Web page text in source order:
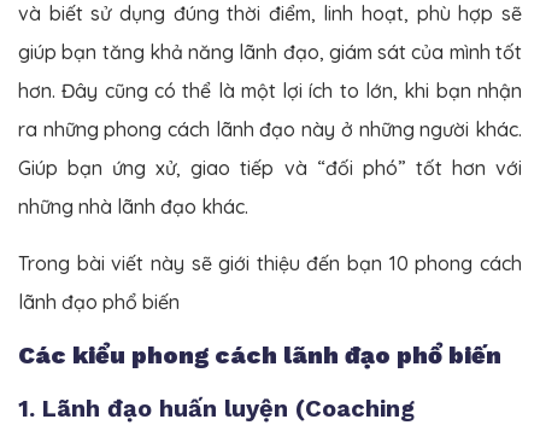
và biết sử dụng đúng thời điểm, linh hoạt, phù hợp sẽ
giúp bạn tăng khả năng lãnh đạo, giám sát của mình tốt
hơn. Đây cũng có thể là một lợi ích to lớn, khi bạn nhận
ra những phong cách lãnh đạo này ở những người khác.
Giúp bạn ứng xử, giao tiếp và “đối phó” tốt hơn với
những nhà lãnh đạo khác.
Trong bài viết này sẽ giới thiệu đến bạn 10 phong cách
lãnh đạo phổ biến
Các kiểu phong cách lãnh đạo phổ biến
1. Lãnh đạo huấn luyện (Coaching